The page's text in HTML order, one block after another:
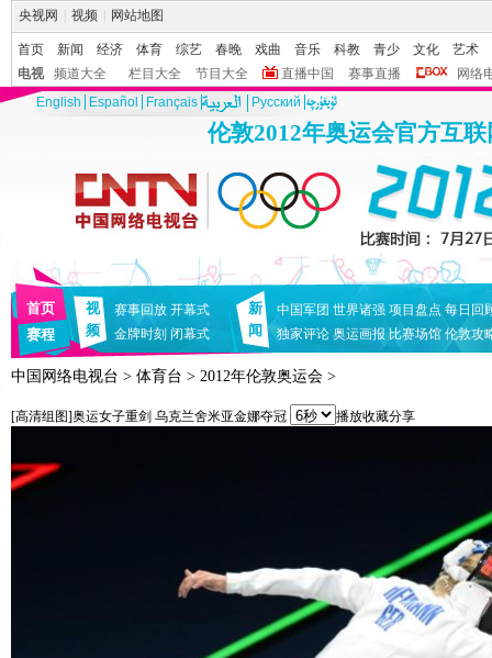
央视网 视频 网站地图
首页 新闻 经济 体育 综艺 春晚 戏曲 音乐 科教 青少 文化
艺术
电视
频道大全 栏目大全 节目大全 直播中国 赛事直播
网络
English
Español Français Pусский
伦敦2012年奥运会官方互
首页
赛程
视
频
赛事回放 开幕式
金牌时刻 闭幕式
新
闻
中国军团 世界诸强 项目盘点 每日回
独家评论 奥运画报 比赛场馆 伦敦攻
中国网络电视台 > 体育台 > 2012年伦敦奥运会 >
[高清组图]奥运女子重剑 乌克兰舍米亚金娜夺冠 播放收藏分享